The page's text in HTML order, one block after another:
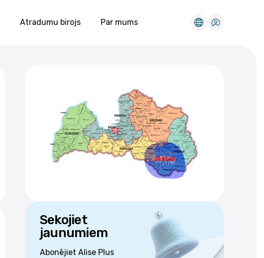
Atradumu birojs Par mums
Sekojiet
jaunumiem
Abonējiet Alise Plus